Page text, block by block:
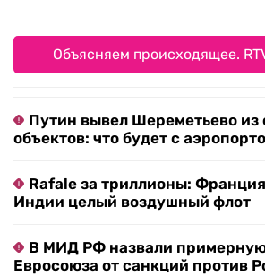
Объясняем происходящее.
Путин вывел Шереметьево из
объектов: что будет с
Rafale за триллионы:
Индии целый воздушный флот
В МИД РФ назвали
Евросоюза от санкций против